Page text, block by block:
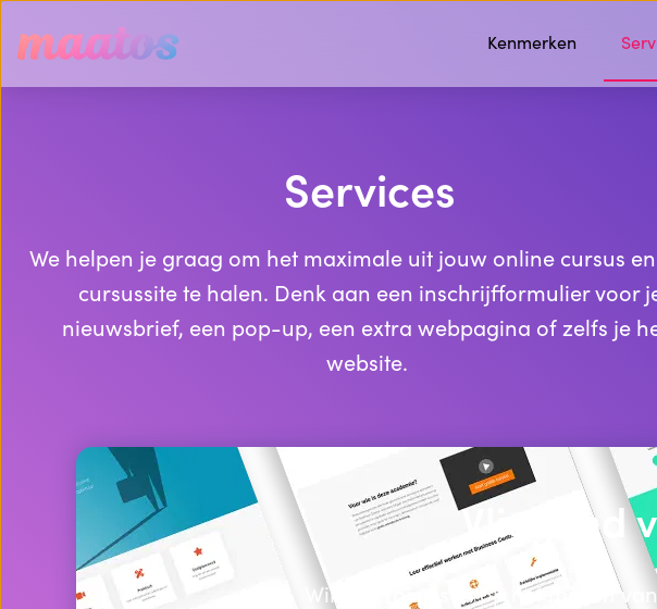
Kenmerken
Services
We helpen je graag om het maximale uit jouw online cursus
cursussite te halen. Denk aan een inschrijfformulier voor
nieuwsbrief, een pop-up, een extra webpagina of zelfs je
website.
Vliegend
Wil jij je focussen op het maken